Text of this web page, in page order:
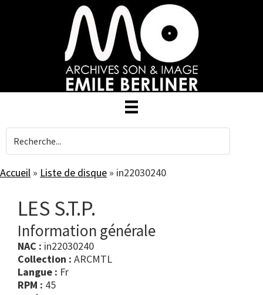
Accueil » Liste de disque » in22030240
LES S.T.P.
Information générale
NAC : in22030240
Collection : ARCMTL
Langue : Fr
RPM : 45